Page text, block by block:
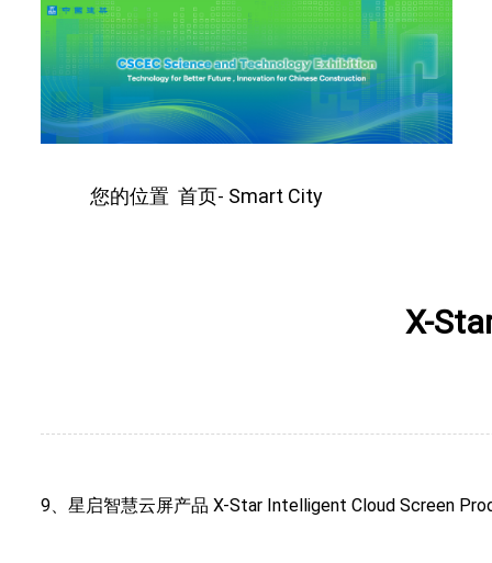
您的位置 首页- Smart City
X-
9、星启智慧云屏产品 X-Star Intelligent Cloud Screen